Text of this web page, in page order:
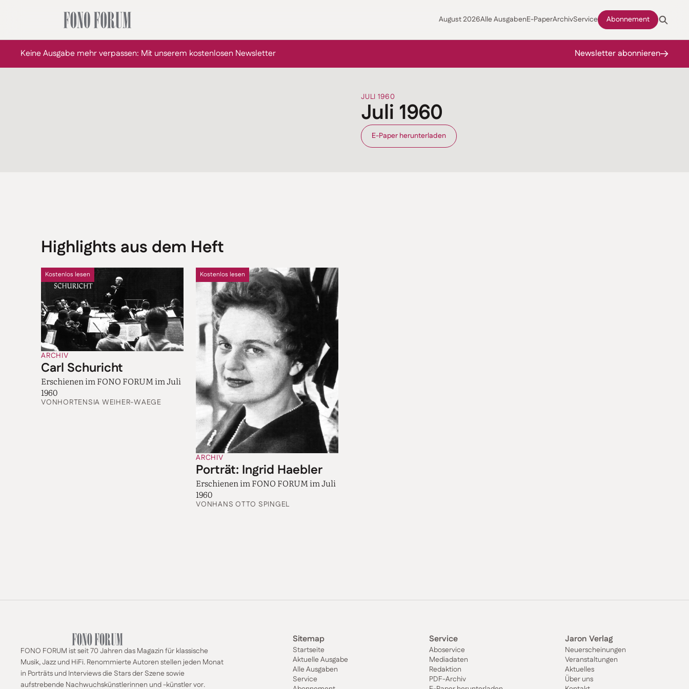
August 2026Alle AusgabenE-PaperArchivService Abonnement
Keine Ausgabe mehr verpassen: Mit unserem kostenlosen Newsletter Newsletter abonnieren
JULI 1960
Juli 1960
E-Paper herunterladen
Highlights aus dem Heft
ARCHIV
Carl Schuricht
Erschienen im FONO FORUM im Juli
1960
VONHORTENSIA WEIHER-WAEGE
Kostenlos lesen
ARCHIV
Porträt: Ingrid Haebler
Erschienen im FONO FORUM im Juli
1960
VONHANS OTTO SPINGEL
Kostenlos lesen
FONO FORUM ist seit 70 Jahren das Magazin für klassische
Musik, Jazz und HiFi. Renommierte Autoren stellen jeden Monat
in Porträts und Interviews die Stars der Szene sowie
aufstrebende Nachwuchskünstlerinnen und -künstler vor.
Sitemap
Startseite
Aktuelle Ausgabe
Alle Ausgaben
Service
Service
Aboservice
Mediadaten
Redaktion
PDF-Archiv
Jaron Verlag
Neuerscheinungen
Veranstaltungen
Aktuelles
Über uns